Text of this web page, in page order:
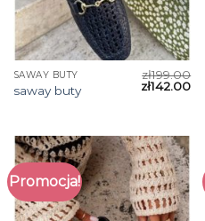
SAWAY BUTY
saway buty
zł199.00
zł142.00
Promocja!